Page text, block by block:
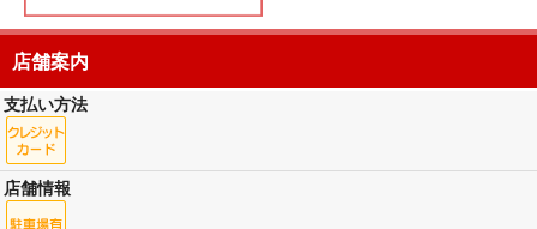
店舗案内
支払い方法
店舗情報